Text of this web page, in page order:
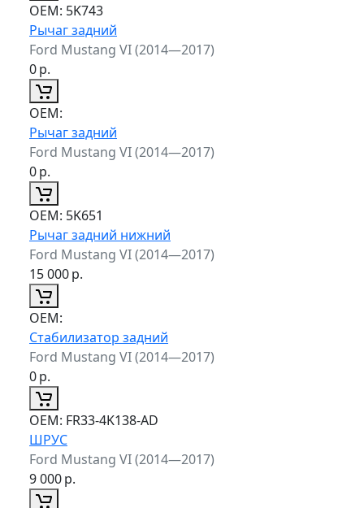
ОЕМ: 5K743
Рычаг задний
Ford Mustang VI (2014—2017)
0р.
ОЕМ:
Рычаг задний
Ford Mustang VI (2014—2017)
0р.
ОЕМ: 5K651
Рычаг задний нижний
Ford Mustang VI (2014—2017)
15 000р.
ОЕМ:
Стабилизатор задний
Ford Mustang VI (2014—2017)
0р.
ОЕМ: FR33-4K138-AD
ШРУС
Ford Mustang VI (2014—2017)
9 000р.